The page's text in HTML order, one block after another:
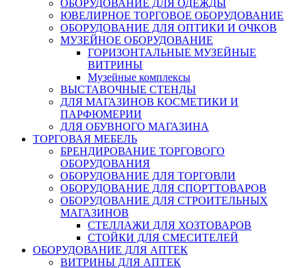
ОБОРУДОВАНИЕ ДЛЯ ОДЕЖДЫ
ЮВЕЛИРНОЕ ТОРГОВОЕ ОБОРУДОВАНИЕ
ОБОРУДОВАНИЕ ДЛЯ ОПТИКИ И ОЧКОВ
МУЗЕЙНОЕ ОБОРУДОВАНИЕ
ГОРИЗОНТАЛЬНЫЕ МУЗЕЙНЫЕ
ВИТРИНЫ
Музейные комплексы
ВЫСТАВОЧНЫЕ СТЕНДЫ
ДЛЯ МАГАЗИНОВ КОСМЕТИКИ И
ПАРФЮМЕРИИ
ДЛЯ ОБУВНОГО МАГАЗИНА
ТОРГОВАЯ МЕБЕЛЬ
БРЕНДИРОВАНИЕ ТОРГОВОГО
ОБОРУДОВАНИЯ
ОБОРУДОВАНИЕ ДЛЯ ТОРГОВЛИ
ОБОРУДОВАНИЕ ДЛЯ СПОРТТОВАРОВ
ОБОРУДОВАНИЕ ДЛЯ СТРОИТЕЛЬНЫХ
МАГАЗИНОВ
СТЕЛЛАЖИ ДЛЯ ХОЗТОВАРОВ
СТОЙКИ ДЛЯ СМЕСИТЕЛЕЙ
ОБОРУДОВАНИЕ ДЛЯ АПТЕК
ВИТРИНЫ ДЛЯ АПТЕК